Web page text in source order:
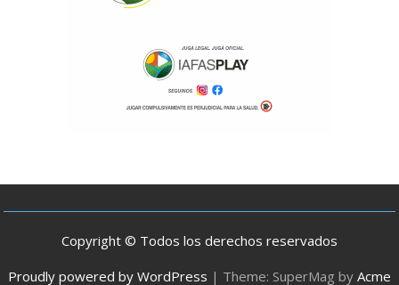
Copyright © Todos los derechos reservados
Proudly powered by WordPress | Theme: SuperMag by Acme